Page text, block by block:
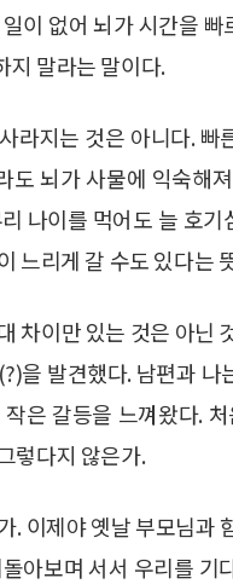
이 없어 뇌가 시간을
지 말라는 말이다.
라지는 것은 아니다.
도 뇌가 사물에 익숙해
나이를 먹어도 늘 호
느리게 갈 수도 있다는
차이만 있는 것은 아닌
을 발견했다. 남편과
은 갈등을 느껴왔다.
렇다지 않은가.
. 이제야 옛날 부모님과
아보며 서서 우리를